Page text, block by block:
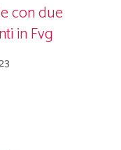
con due
in Fvg